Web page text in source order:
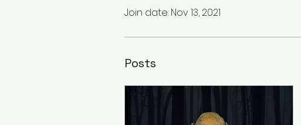
Join date: Nov 13, 2021
Posts